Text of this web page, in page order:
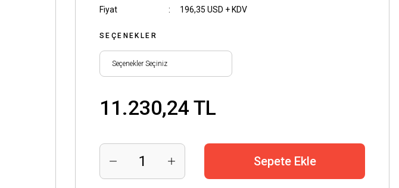
Fiyat
196,35 USD + KDV
SEÇENEKLER
11.230,24 TL
Sepete Ekle